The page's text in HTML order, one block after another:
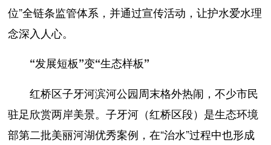
位”全链条监管体系，并通过宣传活动，让护水爱水理
念深入人心。
“发展短板”变“生态样板”
红桥区子牙河滨河公园周末格外热闹，不少市民
驻足欣赏两岸美景。子牙河（红桥区段）是生态环境
部第二批美丽河湖优秀案例，在“治水”过程中也形成